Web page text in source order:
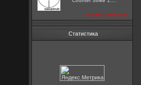
посмотреть все
Статистика